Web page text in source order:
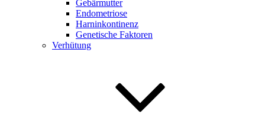
Gebärmutter
Endometriose
Harninkontinenz
Genetische Faktoren
Verhütung